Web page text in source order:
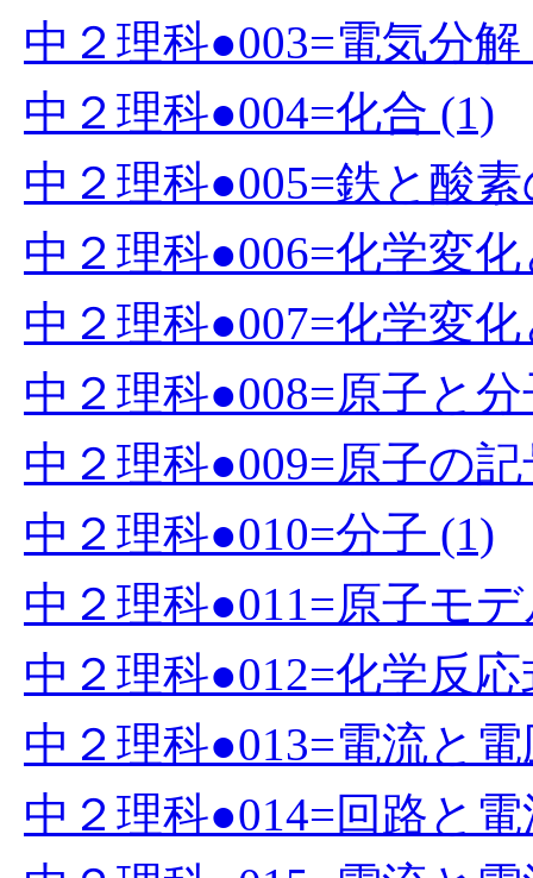
中２理科●003=電気分解
中２理科●004=化合 (1)
中２理科●005=鉄と酸
中２理科●006=化学変
中２理科●007=化学変
中２理科●008=原子と分
中２理科●009=原子の記
中２理科●010=分子 (1)
中２理科●011=原子モ
中２理科●012=化学反応
中２理科●013=電流と電
中２理科●014=回路と電